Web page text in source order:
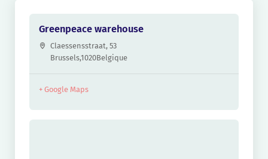
Greenpeace warehouse
Claessensstraat, 53
Brussels,1020Belgique
+ Google Maps